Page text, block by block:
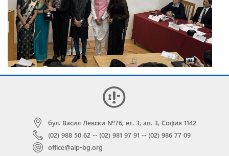
бул. Васил Левски №76, ет. 3, ап. 3, София 1142
(02) 988 50 62 ··· (02) 981 97 91 ··· (02) 986 77 09
office@aip-bg.org